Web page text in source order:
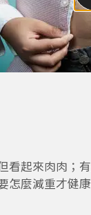
看起來肉肉；
怎麼減重才健